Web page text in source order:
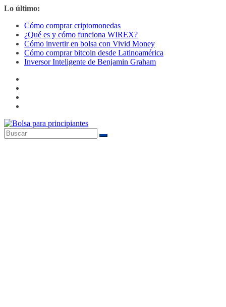
Saltar
contenido
Lo último:
Cómo comprar criptomonedas
¿Qué es y cómo funciona WIREX?
Cómo invertir en bolsa con Vivid Money
Cómo comprar bitcoin desde Latinoamérica
Inversor Inteligente de Benjamin Graham